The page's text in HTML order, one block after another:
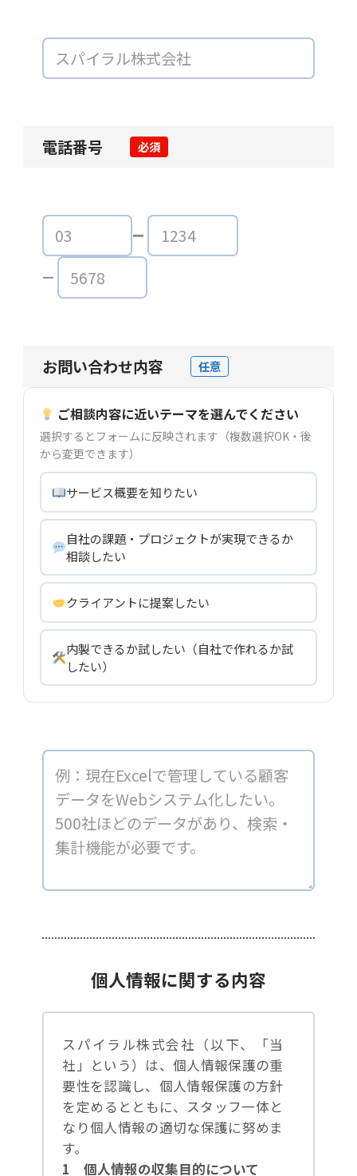
電話番号 必須
お問い合わせ内容 任意
ご相談内容に近いテーマを選んでください
選択するとフォームに反映されます（複数選択OK・後
から変更できます）
サービス概要を知りたい
自社の課題・プロジェクトが実現できるか
相談したい
クライアントに提案したい
内製できるか試したい（自社で作れるか試
したい）
個人情報に関する内容
スパイラル株式会社（以下、「当
社」という）は、個人情報保護の重
要性を認識し、個人情報保護の方針
を定めるとともに、スタッフ一体と
なり個人情報の適切な保護に努めま
す。
1 個人情報の収集目的について